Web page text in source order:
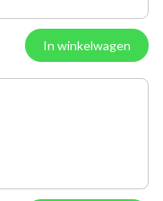
In winkelwagen